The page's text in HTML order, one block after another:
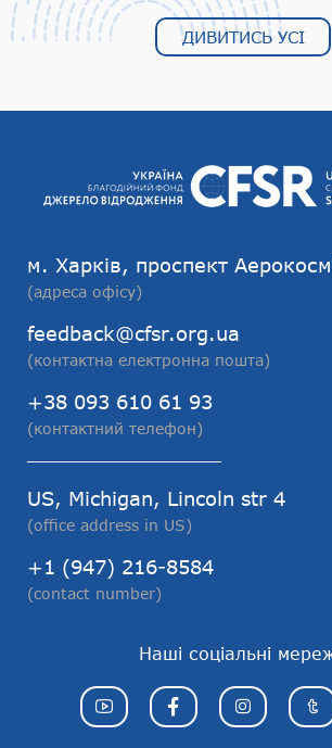
ДИВИТИСЬ УСІ
м. Харків, проспект
(адреса офісу)
feedback@cfsr.org.ua
(контактна електронна пошта)
+38 093 610 61 93
(контактний телефон)
US, Michigan, Lincoln str 4
(office address in US)
+1 (947) 216-8584
(contact number)
Наші соціальні